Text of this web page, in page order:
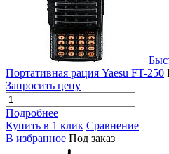
Портативная рация Yaesu FT-250
Запросить цену
Подробнее
Купить в 1 клик Сравнение
В избранное Под заказ